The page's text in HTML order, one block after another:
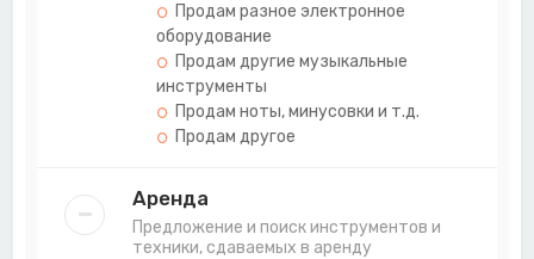
Продам разное электронное
оборудование
Продам другие музыкальные
инструменты
Продам ноты, минусовки и т.д.
Продам другое
Аренда
Предложение и поиск инструментов и
техники, сдаваемых в аренду